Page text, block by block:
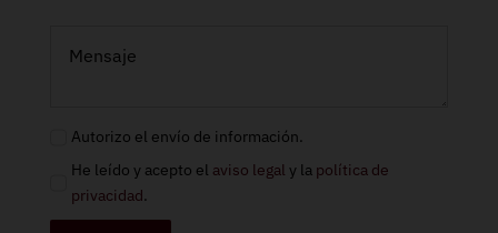
Autorizo el envío de información.
He leído y acepto el aviso legal y la política de
privacidad.